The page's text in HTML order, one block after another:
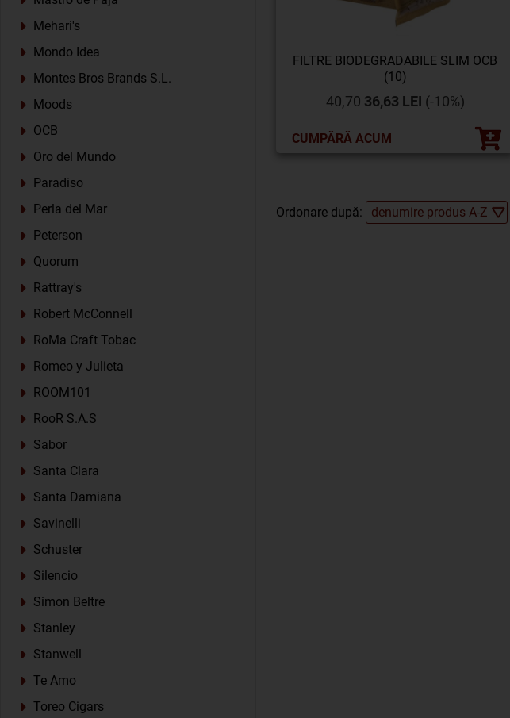
Mehari's
Mondo Idea
Montes Bros Brands S.L.
Moods
OCB
Oro del Mundo
Paradiso
Perla del Mar
Peterson
Quorum
Rattray's
Robert McConnell
RoMa Craft Tobac
Romeo y Julieta
ROOM101
RooR S.A.S
Sabor
Santa Clara
Santa Damiana
Savinelli
Schuster
Silencio
Simon Beltre
Stanley
Stanwell
Te Amo
Toreo Cigars
FILTRE BIODEGRADABILE SLIM OCB
(10)
40,70 36,63 LEI (-10%)
CUMPĂRĂ ACUM
Ordonare după: